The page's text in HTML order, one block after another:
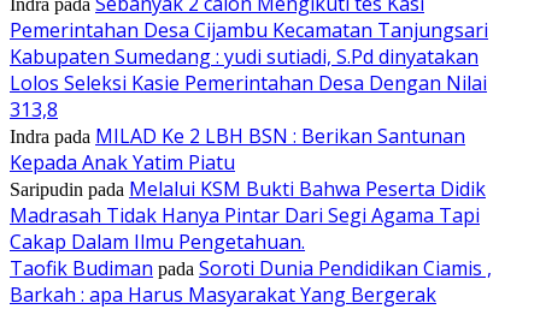
Pemerintahan Desa Cijambu Kecamatan Tanjungsari
Kabupaten Sumedang : yudi sutiadi, S.Pd dinyatakan
Lolos Seleksi Kasie Pemerintahan Desa Dengan Nilai
313,8
Indra pada MILAD Ke 2 LBH BSN : Berikan Santunan
Kepada Anak Yatim Piatu
Saripudin pada Melalui KSM Bukti Bahwa Peserta Didik
Madrasah Tidak Hanya Pintar Dari Segi Agama Tapi
Cakap Dalam Ilmu Pengetahuan.
Taofik Budiman pada Soroti Dunia Pendidikan Ciamis ,
Barkah : apa Harus Masyarakat Yang Bergerak